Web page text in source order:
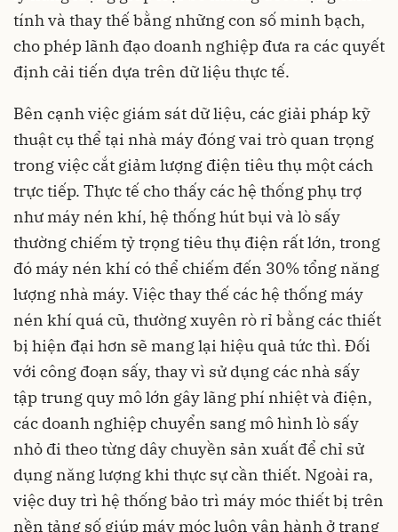
tính và thay thế bằng những con số minh bạch,
cho phép lãnh đạo doanh nghiệp đưa ra các quyết
định cải tiến dựa trên dữ liệu thực tế.
Bên cạnh việc giám sát dữ liệu, các giải pháp kỹ
thuật cụ thể tại nhà máy đóng vai trò quan trọng
trong việc cắt giảm lượng điện tiêu thụ một cách
trực tiếp. Thực tế cho thấy các hệ thống phụ trợ
như máy nén khí, hệ thống hút bụi và lò sấy
thường chiếm tỷ trọng tiêu thụ điện rất lớn, trong
đó máy nén khí có thể chiếm đến 30% tổng năng
lượng nhà máy. Việc thay thế các hệ thống máy
nén khí quá cũ, thường xuyên rò rỉ bằng các thiết
bị hiện đại hơn sẽ mang lại hiệu quả tức thì. Đối
với công đoạn sấy, thay vì sử dụng các nhà sấy
tập trung quy mô lớn gây lãng phí nhiệt và điện,
các doanh nghiệp chuyển sang mô hình lò sấy
nhỏ đi theo từng dây chuyền sản xuất để chỉ sử
dụng năng lượng khi thực sự cần thiết. Ngoài ra,
việc duy trì hệ thống bảo trì máy móc thiết bị trên
nền tảng số giúp máy móc luôn vận hành ở trạng